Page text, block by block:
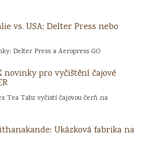
vs. USA: Delter Press nebo
Delter Press a Aeropress GO
novinky pro vyčištění čajové
Tea Tabz vyčistí čajovou čerň na
Ukázková fabrika na